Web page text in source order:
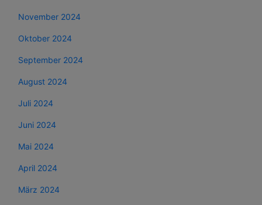
November 2024
Oktober 2024
September 2024
August 2024
Juli 2024
Juni 2024
Mai 2024
April 2024
März 2024